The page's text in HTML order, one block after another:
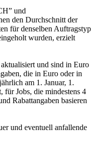
und
den Durchschnitt der
für denselben Auftragstyp
wurden, erzielt
und sind in Euro
die in Euro oder in
am 1. Januar, 1.
Jobs, die mindestens 4
Rabattangaben basieren
und eventuell anfallende